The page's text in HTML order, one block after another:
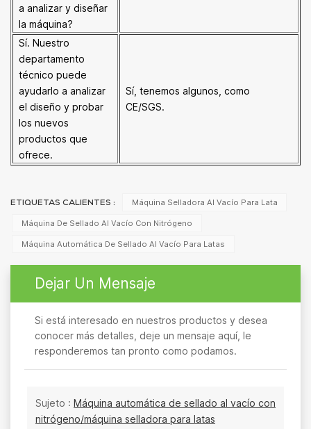
a analizar y diseñar
la máquina?
Sí. Nuestro
departamento
técnico puede
ayudarlo a analizar
el diseño y probar
los nuevos
productos que
ofrece.
Sí, tenemos algunos, como
CE/SGS.
ETIQUETAS CALIENTES : Máquina Selladora Al Vacío Para Lata
Máquina De Sellado Al Vacío Con Nitrógeno
Máquina Automática De Sellado Al Vacío Para Latas
Dejar Un Mensaje
Si está interesado en nuestros productos y desea
conocer más detalles, deje un mensaje aquí, le
responderemos tan pronto como podamos.
Sujeto : Máquina automática de sellado al vacío con
nitrógeno/máquina selladora para latas